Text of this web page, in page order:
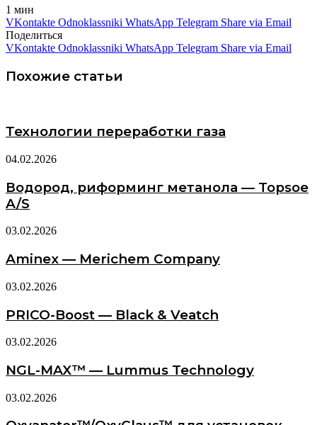
1 мин
VKontakte Odnoklassniki WhatsApp Telegram Share via Email
Поделиться
VKontakte Odnoklassniki WhatsApp Telegram Share via Email
Похожие статьи
Технологии переработки газа
04.02.2026
Водород, риформинг метанола — Topsoe
A/S
03.02.2026
Aminex — Merichem Company
03.02.2026
PRICO-Boost — Black & Veatch
03.02.2026
NGL-MAX™ — Lummus Technology
03.02.2026